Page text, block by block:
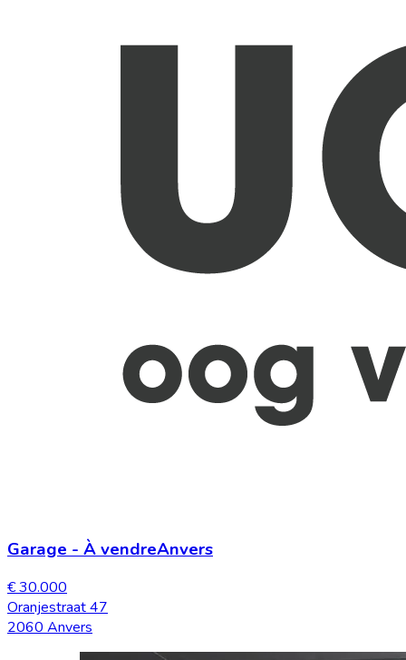
Garage - À vendreAnvers
€ 30.000
Oranjestraat 47
2060 Anvers